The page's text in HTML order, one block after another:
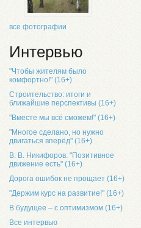
все фотографии
Интервью
"Чтобы жителям было
комфортно!" (16+)
Строительство: итоги и
ближайшие перспективы (16+)
"Вместе мы всё сможем!" (16+)
"Многое сделано, но нужно
двигаться вперёд" (16+)
В. В. Никифоров: "Позитивное
движение есть" (16+)
Дорога ошибок не прощает (16+)
"Держим курс на развитие!" (16+)
В будущее – с оптимизмом (16+)
Все интервью